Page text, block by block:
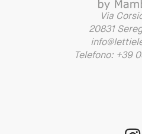
Via
20831
Telefono: +39